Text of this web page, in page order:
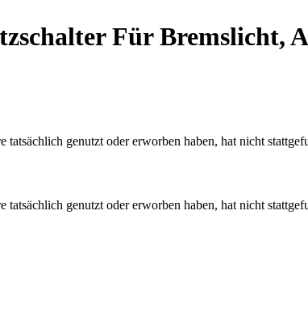
Für Bremslicht,
genutzt oder erworben haben, hat nicht
genutzt oder erworben haben, hat nicht